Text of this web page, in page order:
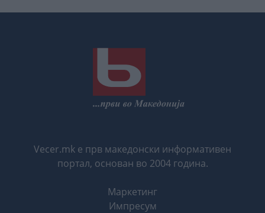
Vecer.mk е прв македонски информативен
портал, основан во 2004 година.
Маркетинг
Импресум